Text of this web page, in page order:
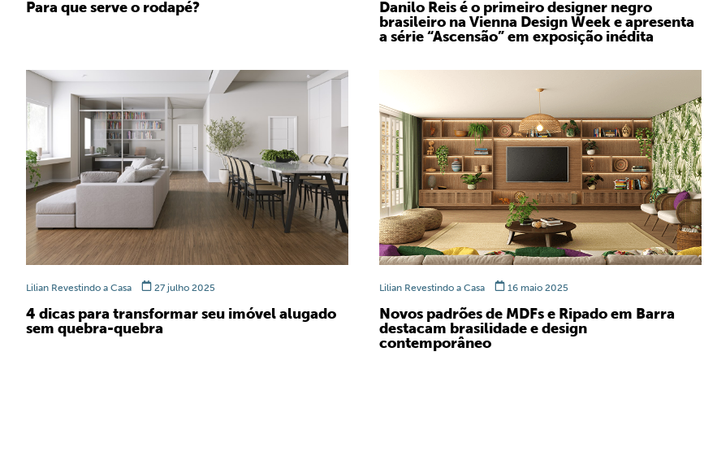
Para que serve o rodapé?
Danilo Reis é o primeiro designer negro
brasileiro na Vienna Design Week e apresenta
a série “Ascensão” em exposição inédita
Lilian Revestindo a Casa 27 julho 2025
4 dicas para transformar seu imóvel alugado
sem quebra-quebra
Lilian Revestindo a Casa 16 maio 2025
Novos padrões de MDFs e Ripado em Barra
destacam brasilidade e design
contemporâneo